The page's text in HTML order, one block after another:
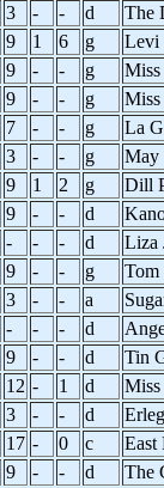
3 - - d
The
9 1 6 g
Levi
9 - - g
Miss
9 - - g
Miss
7 - - g
La
3 - - g
May
9 1 2 g
Dill
9 - - d
- - - d
Liza
9 - - g
Tom
3 - - a
- - - d
9 - - d
Tin
12 - 1 d
3 - - d
17 - 0 c
East
9 - - d
The